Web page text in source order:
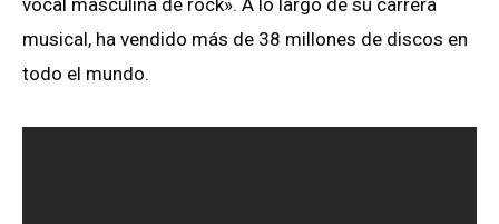
musical, ha vendido más de 38 millones de discos en
todo el mundo.